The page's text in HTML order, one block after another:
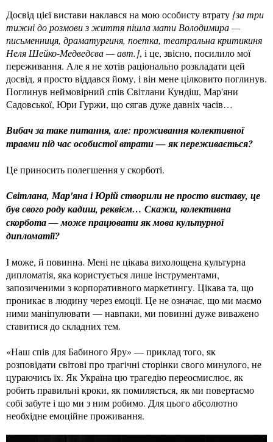
Досвід цієї вистави наклався на мою особисту втрату [за три
тижні до розмови з життя пішла мати Володимира —
письменниця, драматургиня, поетка, театральна критикиня
Неля Шейко-Медведєва — авт.], і це, звісно, посилило мої
переживання. Але я не хотів раціонально розкладати цей
досвід, я просто віддався йому, і він мене цілковито поглинув.
Поглинув неймовірний спів Світлани Кундіш, Мар'яни
Садовської, Юри Гуржи, що сягав дуже давніх часів…
Вибач за таке питання, але: проживання колективної
травми під час особистої втрати — як переживається?
Це приносить полегшення у скорботі.
Світлана, Мар'яна і Юрій створили не просто виставу, це
був свого роду кадиш, реквієм… Скажи, колективна
скорбота — може працювати як мова культурної
дипломатії?
І може, й повинна. Мені не цікава вихолощена культурна
дипломатія, яка користується лише інструментами,
запозиченими з корпоративного маркетингу. Цікава та, що
проникає в людину через емоції. Це не означає, що ми маємо
ними маніпулювати — навпаки, ми повинні дуже виважено
ставитися до складних тем.
«Наш спів для Бабиного Яру» — приклад того, як
розповідати світові про трагічні сторінки свого минулого, не
цураючись їх. Як Україна цю трагедію переосмислює, як
робить правильні кроки, як помиляється, як ми повертаємо
собі забуте і що ми з ним робимо. Для цього абсолютно
необхідне емоційне проживання.